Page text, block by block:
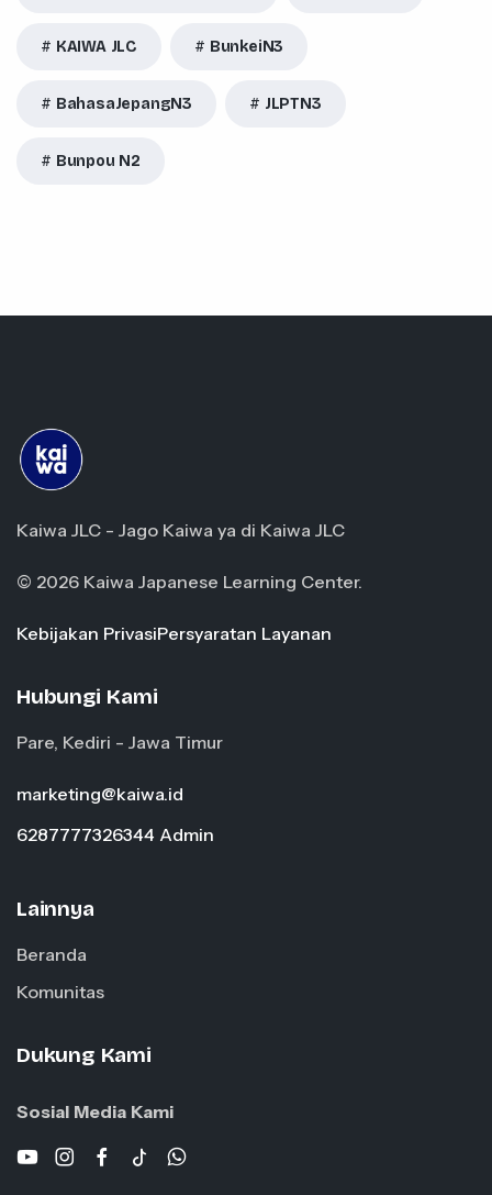
KAIWA JLC BunkeiN3
BahasaJepangN3 JLPTN3
Bunpou N2
Kaiwa JLC - Jago Kaiwa ya di Kaiwa JLC
© 2026 Kaiwa Japanese Learning Center.
Kebijakan PrivasiPersyaratan Layanan
Hubungi Kami
Pare, Kediri - Jawa Timur
marketing@kaiwa.id
6287777326344 Admin
Lainnya
Beranda
Komunitas
Dukung Kami
Sosial Media Kami